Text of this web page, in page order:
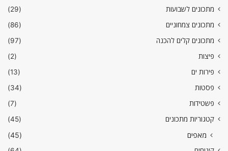
מתכונים לשבועות
(29)
מתכונים צמחוניים
(86)
מתכונים קלים להכנה
(97)
פיצות
(2)
פירות ים
(13)
פסטות
(34)
פשטידות
(7)
קטגוריות מתכונים
(45)
מאפים (45)